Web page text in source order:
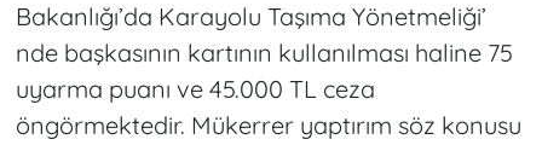
Bakanlığı’da Karayolu Taşıma Yönetmeliği’
nde başkasının kartının kullanılması haline 75
uyarma puanı ve 45.000 TL ceza
öngörmektedir. Mükerrer yaptırım söz konusu